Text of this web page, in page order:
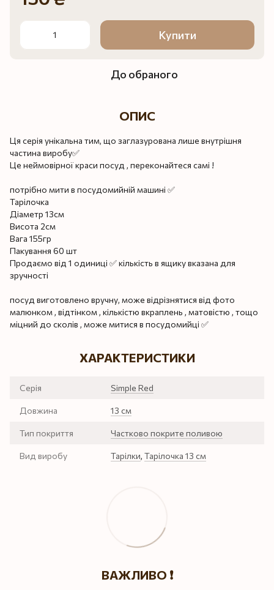
Купити
До обраного
ОПИС
Ця серія унікальна тим, що заглазурована лише внутрішня
частина виробу✅
Це неймовірної краси посуд , переконайтеся самі !
потрібно мити в посудомийній машині ✅
Тарілочка
Діаметр 13см
Висота 2см
Вага 155гр
Пакування 60 шт
Продаємо від 1 одиниці ✅ кількість в ящику вказана для
зручності
посуд виготовлено вручну, може відрізнятися від фото
малюнком , відтінком , кількістю вкраплень , матовістю , тощо
міцний до сколів , може митися в посудомийці ✅
ХАРАКТЕРИСТИКИ
Серія Simple Red
Довжина 13 см
Тип покриття Частково покрите поливою
Вид виробу Тарілки, Тарілочка 13 см
ВАЖЛИВО ❗️